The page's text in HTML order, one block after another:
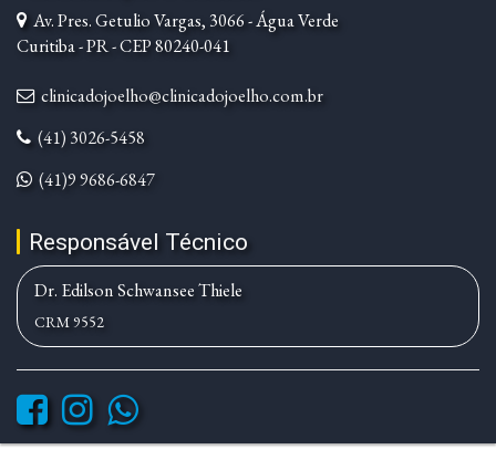
Av. Pres. Getulio Vargas, 3066 - Água Verde
Curitiba - PR - CEP 80240-041
clinicadojoelho@clinicadojoelho.com.br
(41) 3026-5458
(41)9 9686-6847
Responsável Técnico
Dr. Edilson Schwansee Thiele
CRM 9552